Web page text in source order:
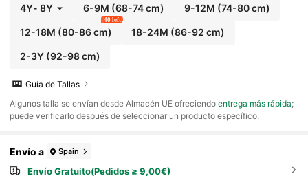
4Y- 8Y 6-9M (68-74 cm) 9-12M (74-80 cm)
12-18M (80-86 cm)
40 left
18-24M (86-92 cm)
2-3Y(92-98 cm)
Guía de Tallas
​Algunos talla se envían desde Almacén UE ofreciendoentrega más rápida;
puede verificarlo después de seleccionar un producto específico.
Envío a Spain
Envío Gratuito(Pedidos ≥ 9,00€)